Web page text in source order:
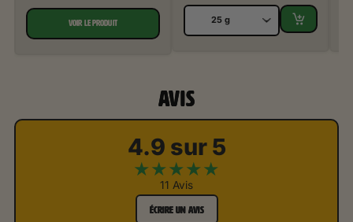
VOIR LE PRODUIT
AVIS
4.9 sur 5
★★★★★
11 Avis
ÉCRIRE UN AVIS